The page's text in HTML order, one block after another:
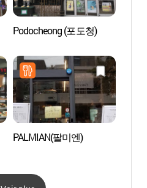
Podocheong (포도청)
PALMIAN(팔미엔)